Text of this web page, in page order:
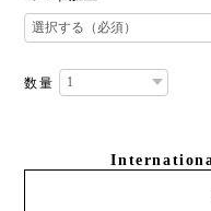
数量